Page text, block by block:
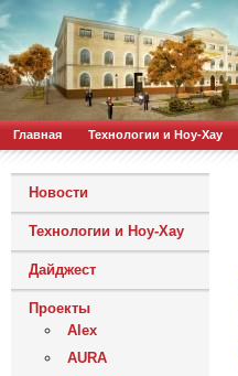
Главная Технологии и Ноу-Хау
Новости
Технологии и Ноу-Хау
Дайджест
Проекты
Alex
AURA